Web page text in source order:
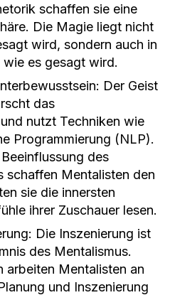
schaffen sie eine
Die Magie liegt nicht
wird, sondern auch in
es gesagt wird.
Der Geist
das
nutzt Techniken wie
Programmierung (NLP).
des
schaffen Mentalisten den
sie die innersten
ihrer Zuschauer lesen.
Die Inszenierung ist
des Mentalismus.
arbeiten Mentalisten an
und Inszenierung